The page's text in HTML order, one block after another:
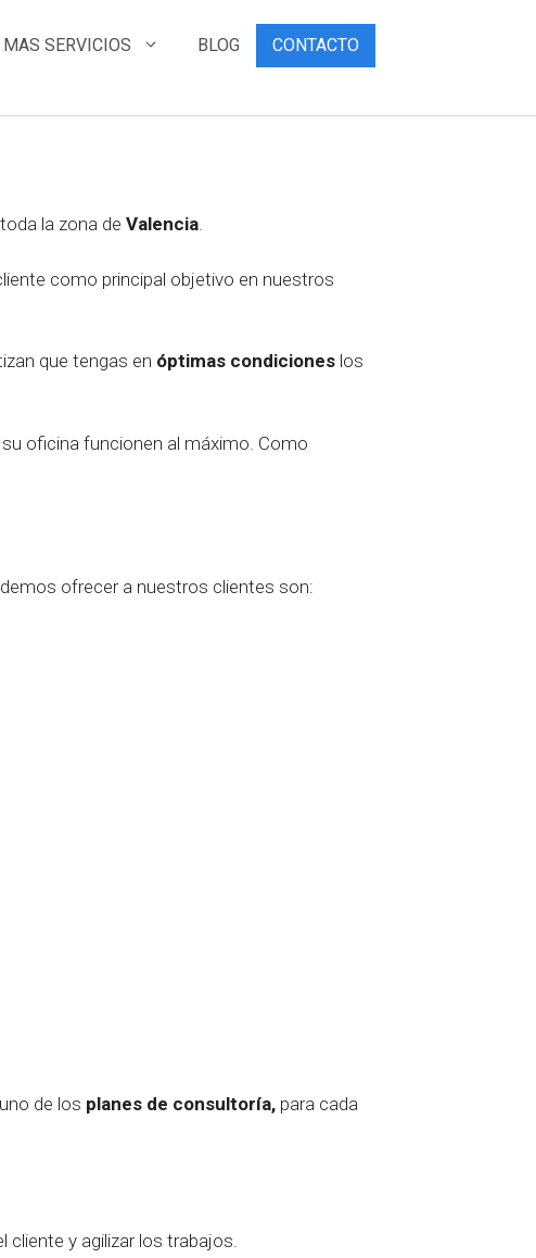
MAS SERVICIOS BLOG CONTACTO
la zona de Valencia.
como principal objetivo en nuestros
que tengas en óptimas condiciones los
oficina funcionen al máximo. Como
ofrecer a nuestros clientes son:
de los planes de consultoría, para cada
cliente y agilizar los trabajos.